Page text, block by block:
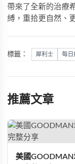
帶來了全新的治療
縛，重拾更自然、
標籤： 犀利士 每日
推薦文章
美國